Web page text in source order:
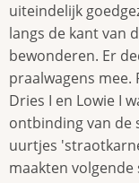
uiteindelijk
langs de kant van
bewonderen. Er
praalwagens
Dries I en Lowie I
ontbinding van de
uurtjes
maakten